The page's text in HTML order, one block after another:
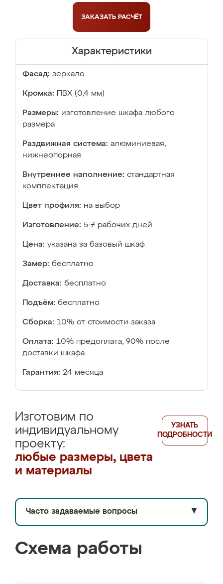
ЗАКАЗАТЬ РАСЧЁТ
Характеристики
Фасад: зеркало
Кромка: ПВХ (0,4 мм)
Размеры: изготовление шкафа любого
размера
Раздвижная система: алюминиевая,
нижнеопорная
Внутреннее наполнение: стандартная
комплектация
Цвет профиля: на выбор
Изготовление: 5-7 рабочих дней
Цена: указана за базовый шкаф
Замер: бесплатно
Доставка: бесплатно
Подъём: бесплатно
Сборка: 10% от стоимости заказа
Оплата: 10% предоплата, 90% после
доставки шкафа
Гарантия: 24 месяца
Изготовим по
индивидуальному
проекту:
любые размеры, цвета
и материалы
УЗНАТЬ
ПОДРОБНОСТИ
Часто задаваемые вопросы ▼
Схема работы